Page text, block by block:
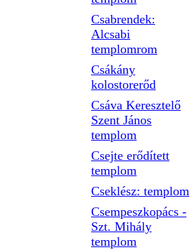
Csabrendek:
Alcsabi
templomrom
Csákány
kolostorerőd
Csáva Keresztelő
Szent János
templom
Csejte erődített
templom
Cseklész: templom
Csempeszkopács -
Szt. Mihály
templom